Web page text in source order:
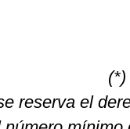
reserva el